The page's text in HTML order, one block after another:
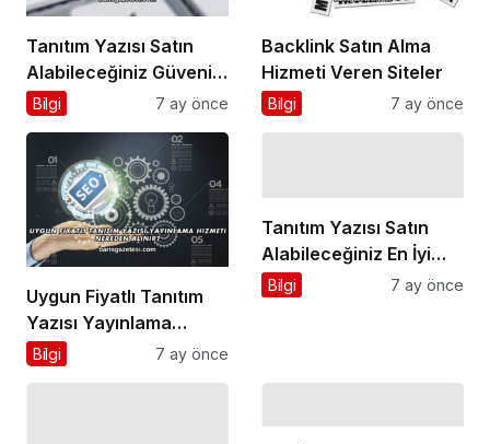
Tanıtım Yazısı Satın
Alabileceğiniz Güvenilir
Firmalar
Bilgi 7 ay önce
Backlink Satın Alma
Hizmeti Veren Siteler
Bilgi 7 ay önce
Uygun Fiyatlı Tanıtım
Yazısı Yayınlama
Hizmeti Nereden
Bilgi 7 ay önce
Tanıtım Yazısı Satın
Alabileceğiniz En İyi
Firmalar
Bilgi 7 ay önce